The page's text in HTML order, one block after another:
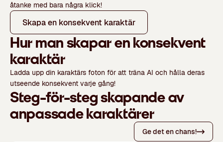
åtanke med bara några klick!
Skapa en konsekvent karaktär
Hur man skapar en konsekvent
karaktär
Ladda upp din karaktärs foton för att träna AI och hålla deras
utseende konsekvent varje gång!
Steg-för-steg skapande av
anpassade karaktärer
Ge det en chans!